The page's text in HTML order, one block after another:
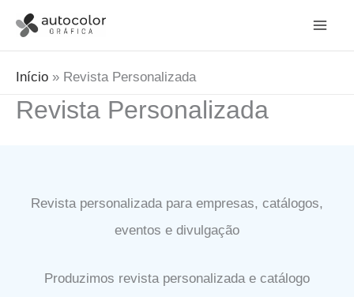
para
Início Revista Personalizada
Revista Personalizada
Revista personalizada para empresas, catálogos,
eventos e divulgação
Produzimos revista personalizada e catálogo